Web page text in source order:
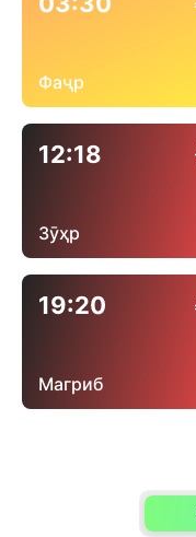
Фаҷр
12:18
Зӯҳр
19:20
Магриб